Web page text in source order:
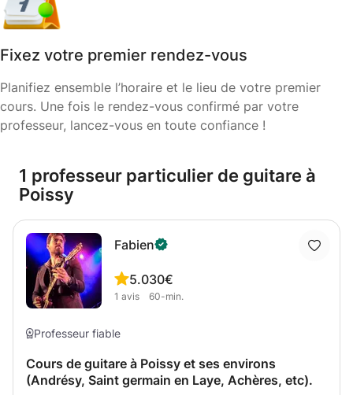
Fixez votre premier rendez-vous
Planifiez ensemble l’horaire et le lieu de votre premier
cours. Une fois le rendez-vous confirmé par votre
professeur, lancez-vous en toute confiance !
1 professeur particulier de guitare à
Poissy
Fabien
5.0
1 avis
30€
60-min.
Professeur fiable
Cours de guitare à Poissy et ses environs
(Andrésy, Saint germain en Laye, Achères, etc).